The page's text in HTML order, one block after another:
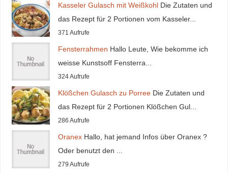
Kasseler Gulasch mit Weißkohl Die Zutaten und
das Rezept für 2 Portionen vom Kasseler...
371 Aufrufe
Fensterrahmen Hallo Leute, Wie bekomme ich
weisse Kunstsoff Fensterra...
324 Aufrufe
Klößchen Gulasch zu Porree Die Zutaten und
das Rezept für 2 Portionen Klößchen Gul...
286 Aufrufe
Oranex Hallo, hat jemand Infos über Oranex ?
Oder benutzt den ...
279 Aufrufe